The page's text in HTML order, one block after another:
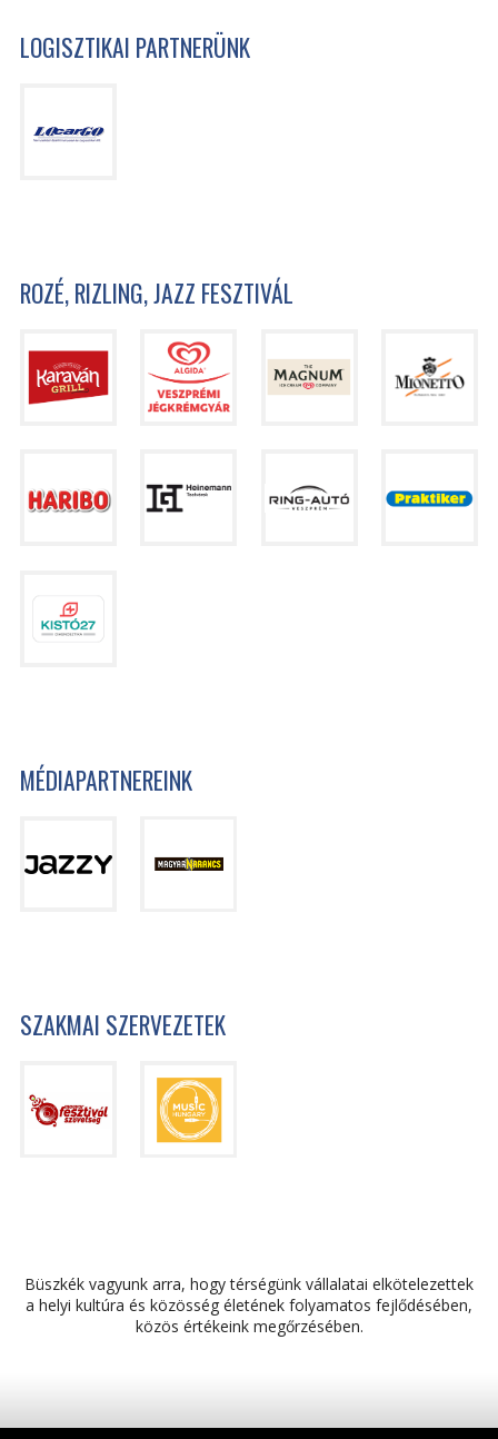
LOGISZTIKAI PARTNERÜNK
ROZÉ, RIZLING, JAZZ FESZTIVÁL
MÉDIAPARTNEREINK
SZAKMAI SZERVEZETEK
Büszkék vagyunk arra, hogy térségünk vállalatai elkötelezettek
a helyi kultúra és közösség életének folyamatos fejlődésében,
közös értékeink megőrzésében.